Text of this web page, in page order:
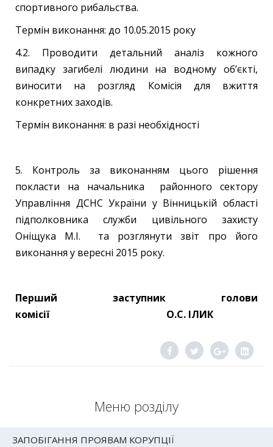
Меню розділу
ЗАПОБІГАННЯ ПРОЯВАМ КОРУПЦІЇ
спортивного рибальства.
Термін виконання: до 10.05.2015 року
4.2. Проводити детальний аналіз кожного
випадку загибелі людини на водному об’єкті,
виносити на розгляд Комісія для вжиття
конкретних заходів.
Термін виконання: в разі необхідності
5. Контроль за виконанням цього рішення
покласти на начальника районного сектору
Управління ДСНС України у Вінницькій області
підполковника служби цивільного захисту
Оніщука М.І. та розглянути звіт про його
виконання у вересні 2015 року.
Перший заступник голови
комісії О.С. ІЛИК